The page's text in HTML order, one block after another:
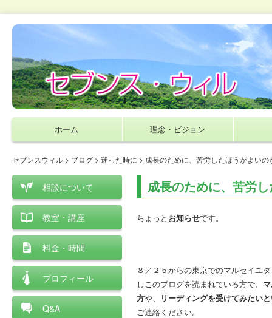
ホーム 理念・ビジョン
セブンスウィル > ブログ > 迷った時に > 成長のために、苦労したほうがよいの
成長のために、苦労
ちょっと お知らせです。
８／２５からの東京でのマルセイユ
しこのブログを読まれている方で、
方や、
リーディングを受けてみたい
ご連絡ください。
相談について
教室・講座
料金・時間
プロフィール
Q&A